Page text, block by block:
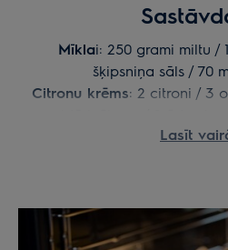
Mīklai: 250 grami miltu /
šķipsniņa sāls / 70
Citronu krēms: 2 citroni / 3
brūnā
Lasīt